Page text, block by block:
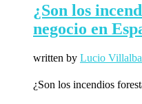
¿Son los
negocio en
written by Lucio Villalba
¿Son los incendios